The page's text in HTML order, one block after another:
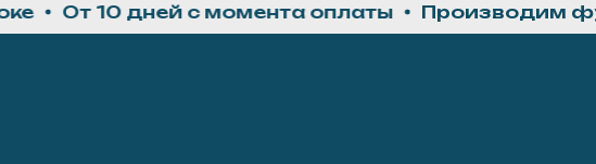
От 10 дней с момента оплаты Производим